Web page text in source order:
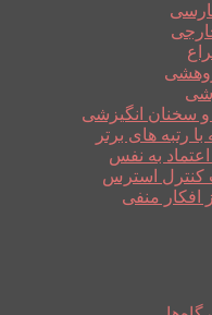
و سخنان انگیزشی
رتبه های برتر
اعتماد به نفس
کنترل استرس
افکار منفی